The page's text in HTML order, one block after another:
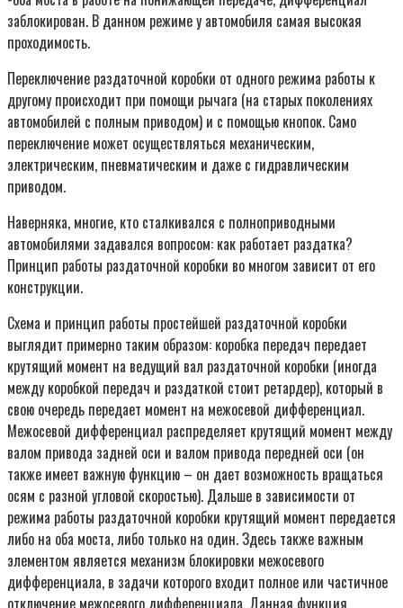
заблокирован. В данном режиме у автомобиля самая высокая
проходимость.
Переключение раздаточной коробки от одного режима работы к
другому происходит при помощи рычага (на старых поколениях
автомобилей с полным приводом) и с помощью кнопок. Само
переключение может осуществляться механическим,
электрическим, пневматическим и даже с гидравлическим
приводом.
Наверняка, многие, кто сталкивался с полноприводными
автомобилями задавался вопросом: как работает раздатка?
Принцип работы раздаточной коробки во многом зависит от его
конструкции.
Схема и принцип работы простейшей раздаточной коробки
выглядит примерно таким образом: коробка передач передает
крутящий момент на ведущий вал раздаточной коробки (иногда
между коробкой передач и раздаткой стоит ретардер), который в
свою очередь передает момент на межосевой дифференциал.
Межосевой дифференциал распределяет крутящий момент между
валом привода задней оси и валом привода передней оси (он
также имеет важную функцию – он дает возможность вращаться
осям с разной угловой скоростью). Дальше в зависимости от
режима работы раздаточной коробки крутящий момент передается
либо на оба моста, либо только на один. Здесь также важным
элементом является механизм блокировки межосевого
дифференциала, в задачи которого входит полное или частичное
отключение межосевого дифференциала. Данная функция